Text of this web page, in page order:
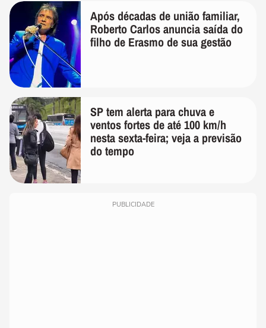
Após décadas de união familiar,
Roberto Carlos anuncia saída do
filho de Erasmo de sua gestão
SP tem alerta para chuva e
ventos fortes de até 100 km/h
nesta sexta-feira; veja a previsão
do tempo
PUBLICIDADE